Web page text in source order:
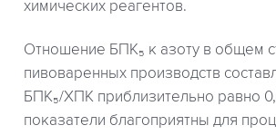
химических реагентов.
Отношение БПК₅ к азоту в общем
пивоваренных производств
БПК₅/ХПК приблизительно равно
показатели благоприятны для